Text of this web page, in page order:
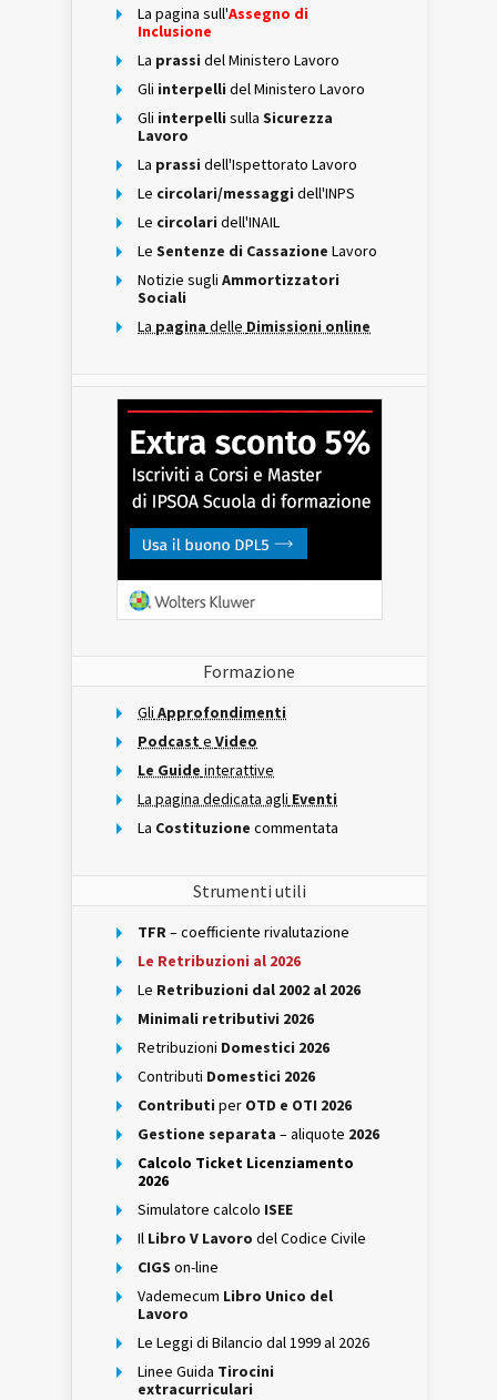
La pagina sull'Assegno di
Inclusione
La prassi del Ministero Lavoro
Gli interpelli del Ministero Lavoro
Gli interpelli sulla Sicurezza
Lavoro
La prassi dell'Ispettorato Lavoro
Le circolari/messaggi dell'INPS
Le circolari dell'INAIL
Le Sentenze di Cassazione Lavoro
Notizie sugli Ammortizzatori
Sociali
La pagina delle Dimissioni online
Formazione
Gli Approfondimenti
Podcast e Video
Le Guide interattive
La pagina dedicata agli Eventi
La Costituzione commentata
Strumenti utili
TFR– coefficiente rivalutazione
Le Retribuzioni al 2026
Le Retribuzioni dal 2002 al 2026
Minimali retributivi 2026
Retribuzioni Domestici 2026
Contributi Domestici 2026
Contributi per OTD e OTI 2026
Gestione separata – aliquote 2026
Calcolo Ticket Licenziamento
2026
Simulatore calcolo ISEE
Il Libro V Lavoro del Codice Civile
CIGS on-line
Vademecum Libro Unico del
Lavoro
Le Leggi di Bilancio dal 1999 al 2026
Linee Guida Tirocini
extracurriculari